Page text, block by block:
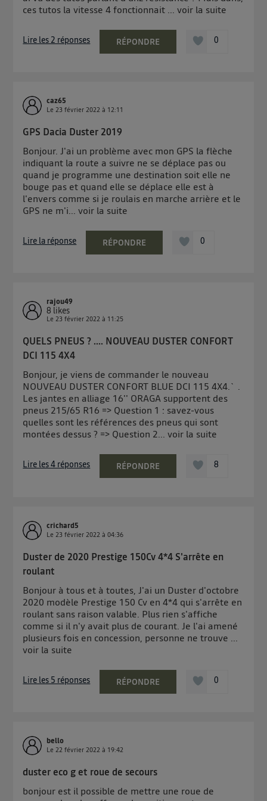
ces tutos la vitesse 4 fonctionnait ...voir la suite
Lire les 2 réponses RÉPONDRE 0
caz65
Le23 février 2022 à 12:11
GPS Dacia Duster 2019
Bonjour. J'ai un problème avec mon GPS la flèche
indiquant la route a suivre ne se déplace pas ou
quand je programme une destination soit elle ne
bouge pas et quand elle se déplace elle est à
l'envers comme si je roulais en marche arrière et le
GPS ne m'i...voir la suite
Lire la réponse RÉPONDRE 0
rajou49
8 likes
Le23 février 2022 à 11:25
QUELS PNEUS ? .... NOUVEAU DUSTER CONFORT
DCI 115 4X4
Bonjour, je viens de commander le nouveau
NOUVEAU DUSTER CONFORT BLUE DCI 115 4X4.` .
Les jantes en alliage 16'' ORAGA supportent des
pneus 215/65 R16 => Question 1 : savez-vous
quelles sont les références des pneus qui sont
montées dessus ? => Question 2...voir la suite
Lire les 4 réponses RÉPONDRE 8
crichard5
Le23 février 2022 à04:36
Duster de 2020 Prestige 150Cv 4*4 S'arrête en
roulant
Bonjour à tous et à toutes, J'ai un Duster d'octobre
2020 modèle Prestige 150 Cv en 4*4 qui s'arrête en
roulant sans raison valable. Plus rien s'affiche
comme si il n'y avait plus de courant. Je l'ai amené
plusieurs fois en concession, personne ne trouve ...
voir la suite
Lire les 5 réponses RÉPONDRE 0
bello
Le22 février 2022 à 19:42
duster eco g et roue de secours
bonjour est il possible de mettre une roue de
télécom basé sur votre adresse IP et une référence
de votre contrat internet (ex : votre numéro de
téléphone).
L'identifiant est associé à votre connexion internet.
Pour une connexion foyer(ex : Wi-Fi), la personnalisation sera basée
Pour uneconnexion mobile
Vous pouvez à tout moment retirer ce consentement
surle portail d’Utiq("
") ou via la page
« gérer Utiq » en bas de ce site. Pour plus
d'informations, veuillez consulterla Politique
d'information sur les données personnelles
d'Utiq.